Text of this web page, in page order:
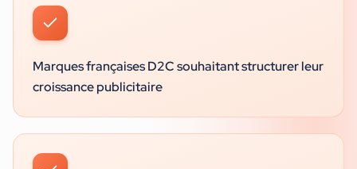
Marques françaises D2C souhaitant structurer leur
croissance publicitaire